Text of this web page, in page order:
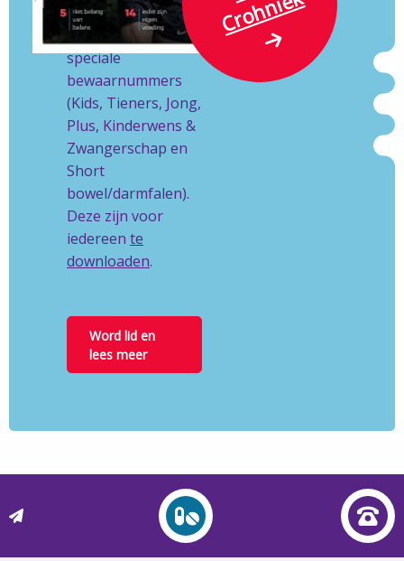
NL.
Ook hebben wij
speciale
bewaarnummers
(Kids, Tieners, Jong,
Plus, Kinderwens &
Zwangerschap en
Short
bowel/darmfalen).
Deze zijn voor
iedereen te
downloaden.
Word lid en
lees meer